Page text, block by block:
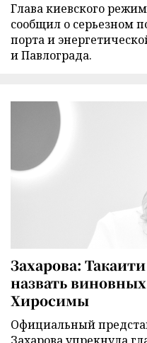
Глава киевского
сообщил о серьезном
порта и
и Павлограда.
Захарова:
назвать
Хиросимы
Официальный